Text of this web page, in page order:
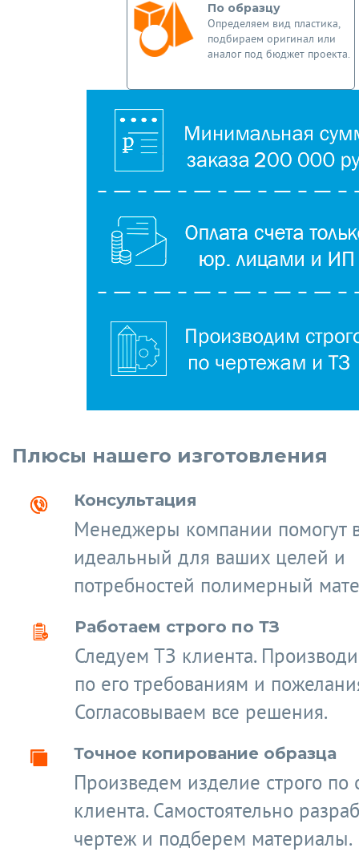
По образцу
Определяем вид пластика,
подбираем оригинал или
аналог под бюджет проекта.
Плюсы нашего изготовления
Консультация
Менеджеры компании помогут
идеальный для ваших целей и
потребностей полимерный
Работаем строго по ТЗ
Следуем ТЗ клиента.
по его требованиям и
Согласовываем все решения.
Точное копирование образца
Произведем изделие строго по
клиента. Самостоятельно
чертеж и подберем материалы.